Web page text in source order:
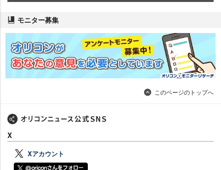
モニター募集
このページのトップへ
X
Xアカウント